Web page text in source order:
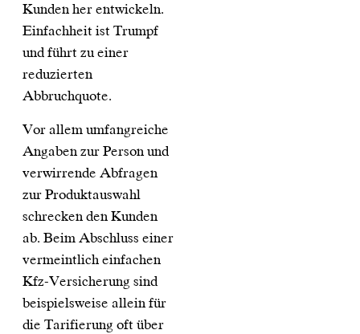
Kunden her entwickeln.
Einfachheit ist Trumpf
und führt zu einer
reduzierten
Abbruchquote.
Vor allem umfangreiche
Angaben zur Person und
verwirrende Abfragen
zur Produktauswahl
schrecken den Kunden
ab. Beim Abschluss einer
vermeintlich einfachen
Kfz-Versicherung sind
beispielsweise allein für
die Tarifierung oft über